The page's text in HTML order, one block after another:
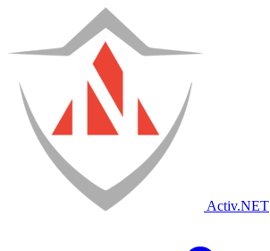
Activ.NET